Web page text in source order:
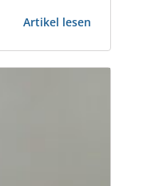
zu 45 %.
Regeln in
Artikel lesen
Pflicht
wird